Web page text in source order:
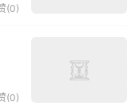
(0)
(0)